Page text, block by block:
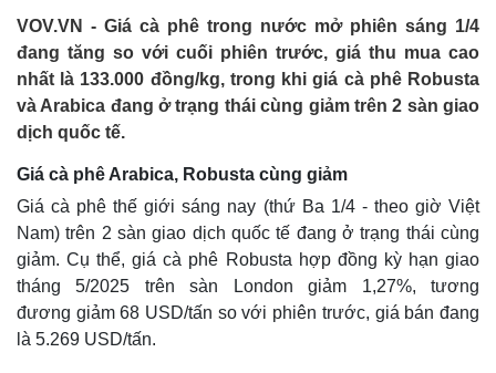
VOV.VN - Giá cà phê trong nước mở phiên sáng 1/4
đang tăng so với cuối phiên trước, giá thu mua cao
nhất là 133.000 đồng/kg, trong khi giá cà phê Robusta
và Arabica đang ở trạng thái cùng giảm trên 2 sàn giao
dịch quốc tế.
Giá cà phê Arabica, Robusta cùng giảm
Giá cà phê thế giới sáng nay (thứ Ba 1/4 - theo giờ Việt
Nam) trên 2 sàn giao dịch quốc tế đang ở trạng thái cùng
giảm. Cụ thể, giá cà phê Robusta hợp đồng kỳ hạn giao
tháng 5/2025 trên sàn London giảm 1,27%, tương
đương giảm 68 USD/tấn so với phiên trước, giá bán đang
là 5.269 USD/tấn.